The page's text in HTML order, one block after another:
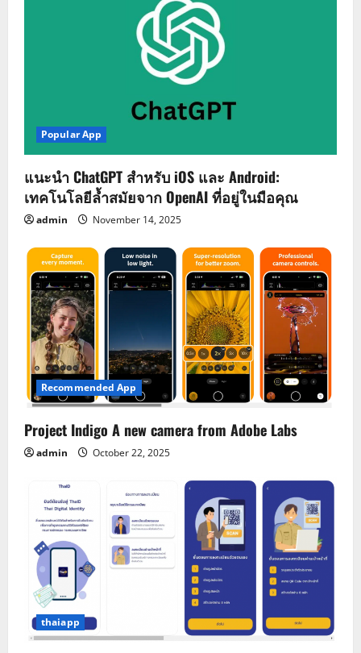
Popular App
แนะนำ ChatGPT สำหรับ iOS และ Android:
เทคโนโลยีล้ำสมัยจาก OpenAI ที่อยู่ในมือคุณ
admin November 14, 2025
Recommended App
Project Indigo A new camera from Adobe Labs
admin October 22, 2025
thaiapp